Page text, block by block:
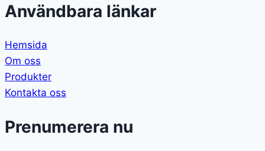
Användbara länkar
Hemsida
Om oss
Produkter
Kontakta oss
Prenumerera nu